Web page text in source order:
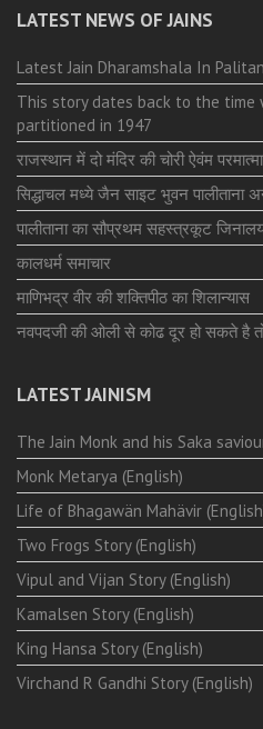
LATEST NEWS OF JAINS
Latest Jain Dharamshala In
This story dates back to the time
partitioned in 1947
राजस्थान में दो मंदिर की चोरी ऐवंम
सिद्धाचल मध्ये जैन साइट भुवन पालीताना
पालीताना का सौप्रथम सहस्त्रकूट
कालधर्म समाचार
माणिभद्र वीर की शक्तिपीठ का शिलान्यास
नवपदजी की ओली से कोढ दूर हो सकते है
LATEST JAINISM
The Jain Monk and his Saka
Monk Metarya (English)
Life of Bhagawän Mahävir
Two Frogs Story (English)
Vipul and Vijan Story (English)
Kamalsen Story (English)
King Hansa Story (English)
Virchand R Gandhi Story (English)